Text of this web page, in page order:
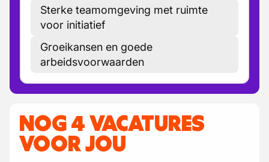
Sterke teamomgeving met ruimte
voor initiatief
Groeikansen en goede
arbeidsvoorwaarden
NOG 4 VACATURES
VOOR JOU